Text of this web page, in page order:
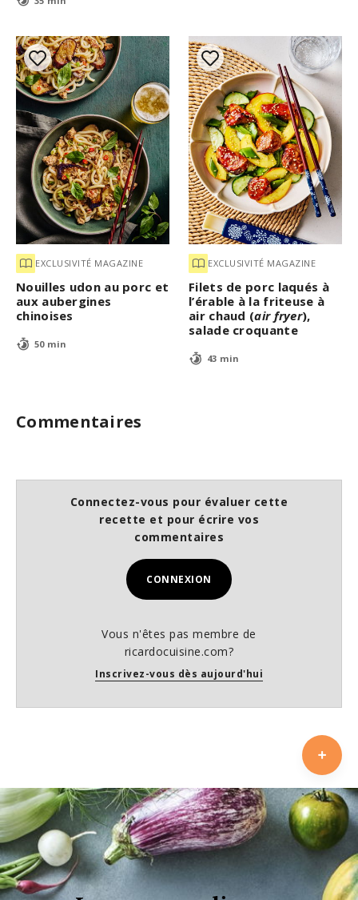
EXCLUSIVITÉ MAGAZINE
Nouilles udon au porc et
aux aubergines
chinoises
50 min
EXCLUSIVITÉ MAGAZINE
Filets de porc laqués à
l’érable à la friteuse à
air chaud (air fryer),
salade croquante
43 min
Commentaires
Connectez-vous pour évaluer cette
recette et pour écrire vos
commentaires
CONNEXION
Vous n'êtes pas membre de
ricardocuisine.com?
Inscrivez-vous dès aujourd'hui